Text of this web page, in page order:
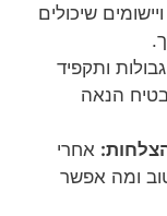
שיכולים
ותקפיד
הנאה
אחרי
ומה אפשר